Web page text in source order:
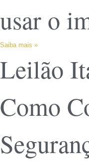
usar o
Saiba mais »
Leilão
Como